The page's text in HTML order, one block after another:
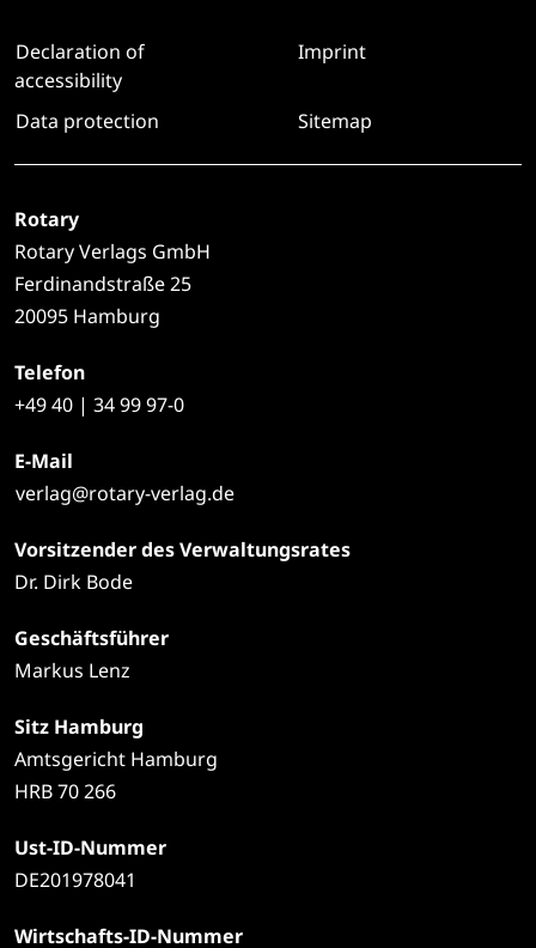
Declaration of
accessibility
Imprint
Data protection Sitemap
Rotary
Rotary Verlags GmbH
Ferdinandstraße 25
20095 Hamburg
Telefon
+4940 | 34 99 97-0
E-Mail
verlag@rotary-verlag.de
Vorsitzender des Verwaltungsrates
Dr. Dirk Bode
Geschäftsführer
Markus Lenz
Sitz Hamburg
Amtsgericht Hamburg
HRB 70 266
Ust-ID-Nummer
DE201978041
Wirtschafts-ID-Nummer